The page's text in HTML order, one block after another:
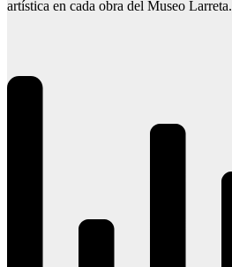
artística en cada obra del Museo Larreta.